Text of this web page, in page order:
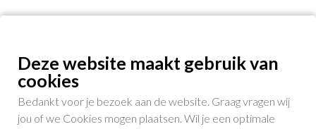
Deze website maakt gebruik van
cookies
Bedankt voor je bezoek aan de website. Graag vragen wij
jou of we Cookies mogen plaatsen. Wil je een optimale